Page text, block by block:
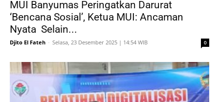
MUI Banyumas Peringatkan Darurat
‘Bencana Sosial’, Ketua MUI: Ancaman
Nyata Selain...
Djito El Fateh - Selasa, 23 Desember 2025 | 14:54 WIB 0